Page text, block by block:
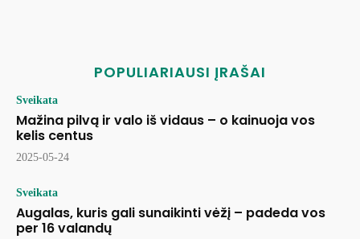
POPULIARIAUSI ĮRAŠAI
Sveikata
Mažina pilvą ir valo iš vidaus – o kainuoja vos
kelis centus
2025-05-24
Sveikata
Augalas, kuris gali sunaikinti vėžį – padeda vos
per 16 valandų